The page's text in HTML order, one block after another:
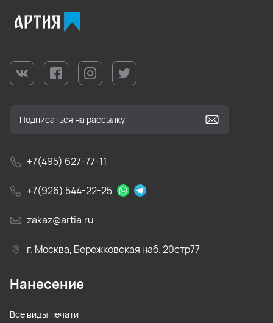
+7(495) 627-77-11
+7(926) 544-22-25
zakaz@artia.ru
г. Москва, Бережковская наб. 20стр77
Нанесение
Все виды печати